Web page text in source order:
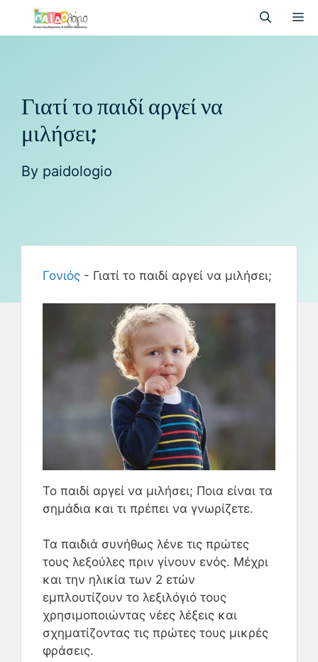
Γιατί το παιδί αργεί να
μιλήσει;
By paidologio
Γονιός - Γιατί το παιδί αργεί να μιλήσει;
Το παιδί αργεί να μιλήσει; Ποια είναι τα
σημάδια και τι πρέπει να γνωρίζετε.
Τα παιδιά συνήθως λένε τις πρώτες
τους λεξούλες πριν γίνουν ενός. Μέχρι
και την ηλικία των 2 ετών
εμπλουτίζουν το λεξιλόγιό τους
χρησιμοποιώντας νέες λέξεις και
σχηματίζοντας τις πρώτες τους μικρές
φράσεις.